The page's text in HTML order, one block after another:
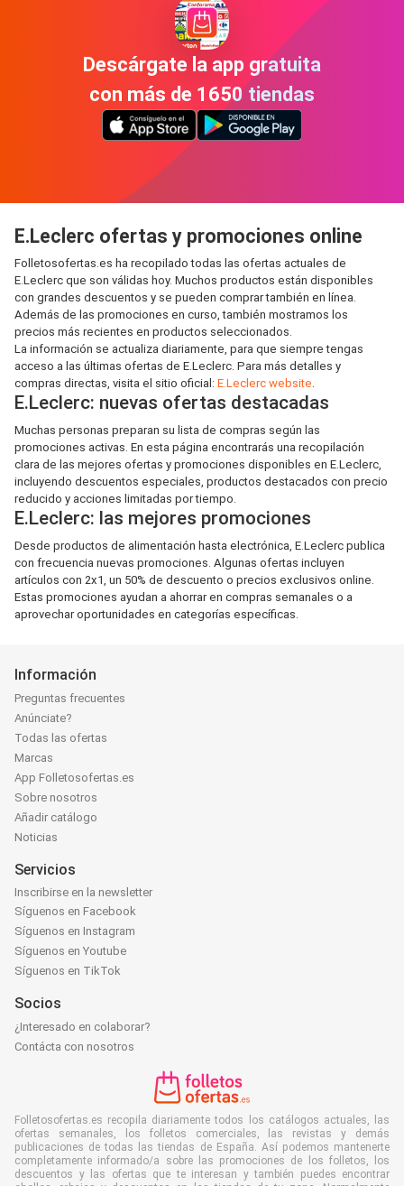
Descárgate la app gratuita
con más de 1650 tiendas
E.Leclerc ofertas y promociones online
Folletosofertas.es ha recopilado todas las ofertas actuales de
E.Leclerc que son válidas hoy. Muchos productos están disponibles
con grandes descuentos y se pueden comprar también en línea.
Además de las promociones en curso, también mostramos los
precios más recientes en productos seleccionados.
La información se actualiza diariamente, para que siempre tengas
acceso a las últimas ofertas de E.Leclerc. Para más detalles y
compras directas, visita el sitio oficial: E.Leclerc website.
E.Leclerc: nuevas ofertas destacadas
Muchas personas preparan su lista de compras según las
promociones activas. En esta página encontrarás una recopilación
clara de las mejores ofertas y promociones disponibles en E.Leclerc,
incluyendo descuentos especiales, productos destacados con precio
reducido y acciones limitadas por tiempo.
E.Leclerc: las mejores promociones
Desde productos de alimentación hasta electrónica, E.Leclerc publica
con frecuencia nuevas promociones. Algunas ofertas incluyen
artículos con 2x1, un 50% de descuento o precios exclusivos online.
Estas promociones ayudan a ahorrar en compras semanales o a
aprovechar oportunidades en categorías específicas.
Información
Preguntas frecuentes
Anúnciate?
Todas las ofertas
Marcas
App Folletosofertas.es
Sobre nosotros
Añadir catálogo
Noticias
Servicios
Inscribirse en la newsletter
Síguenos en Facebook
Síguenos en Instagram
Síguenos en Youtube
Síguenos en TikTok
Socios
¿Interesado en colaborar?
Contácta con nosotros
Folletosofertas.es recopila diariamente todos los catálogos actuales, las
ofertas semanales, los folletos comerciales, las revistas y demás
publicaciones de todas las tiendas de España. Así podemos mantenerte
completamente informado/a sobre las promociones de los folletos, los
descuentos y las ofertas que te interesan y también puedes encontrar